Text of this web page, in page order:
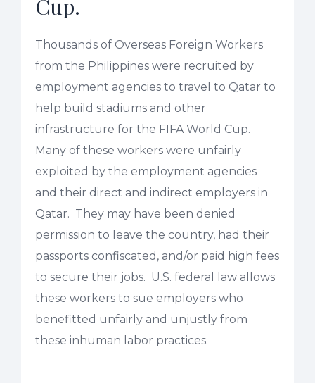
Cup.
Thousands of Overseas Foreign Workers
from the Philippines were recruited by
employment agencies to travel to Qatar to
help build stadiums and other
infrastructure for the FIFA World Cup.
Many of these workers were unfairly
exploited by the employment agencies
and their direct and indirect employers in
Qatar. They may have been denied
permission to leave the country, had their
passports confiscated, and/or paid high fees
to secure their jobs. U.S. federal law allows
these workers to sue employers who
benefitted unfairly and unjustly from
these inhuman labor practices.